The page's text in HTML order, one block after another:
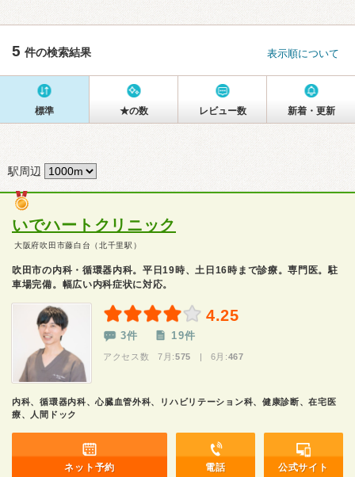
5 件の検索結果 表示順について
標準 ★の数 レビュー数 新着・更新
駅周辺
いでハートクリニック
大阪府吹田市藤白台（北千里駅）
吹田市の内科・循環器内科。平日19時、土日16時まで診療。専門医。駐
車場完備。幅広い内科症状に対応。
4.25
3件 19件
アクセス数 7月:575 | 6月:467
内科、循環器内科、心臓血管外科、リハビリテーション科、健康診断、在宅医
療、人間ドック
ネット予約 電話 公式サイト